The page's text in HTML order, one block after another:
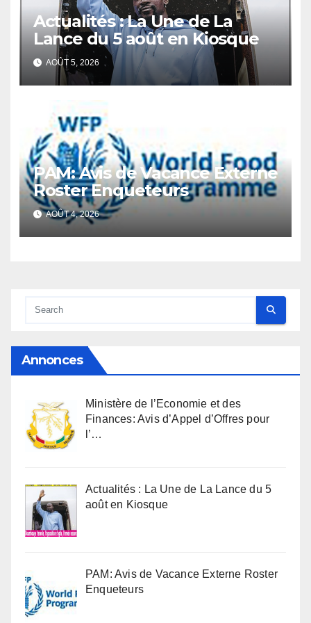
Actualités : La Une de La
Lance du 5 août en Kiosque
AOÛT 5, 2026
PAM: Avis de Vacance Externe
Roster Enqueteurs
AOÛT 4, 2026
Annonces
Ministère de l’Economie et des
Finances: Avis d’Appel d’Offres pour
l’…
Actualités : La Une de La Lance du 5
août en Kiosque
PAM: Avis de Vacance Externe Roster
Enqueteurs